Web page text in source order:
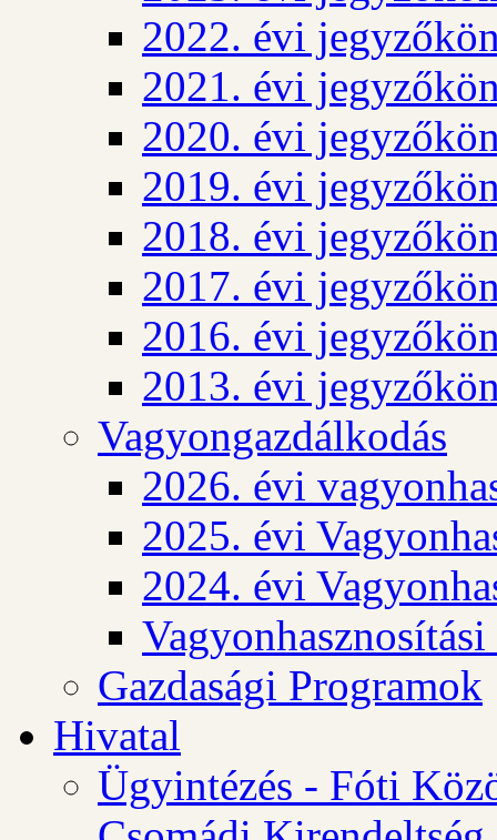
2022. évi
2021. évi
2020. évi
2019. évi
2018. évi
2017. évi
2016. évi
2013. évi
Vagyongazdálkodás
2026. évi
2025. évi
2024. évi
Gazdasági Programok
Hivatal
Ügyintézés - Fóti